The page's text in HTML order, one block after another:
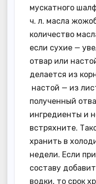
мускатного
ч. л. масла
количество
если сухие —
отвар или
делается из
настой — из
полученный
ингредиенты и
встряхните.
хранить в
недели. Если
составу
водки, то срок